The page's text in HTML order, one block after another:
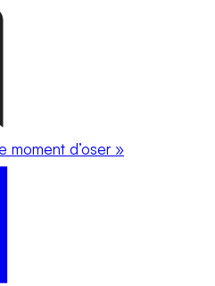
moment d’oser »